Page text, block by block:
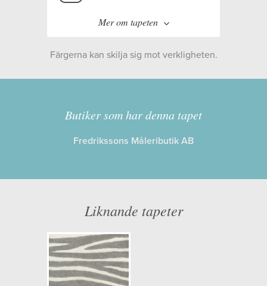
Mer om tapeten
Kollektion:
Serengeti
Information
Längd x Bredd: 10,05 x 0,53
Artikelnummer: 752649
NCS Bottenkulör: S4500-N
Färg: Grå
Färgerna kan skilja sig mot verkligheten.
Butiker som har denna tapet
Fredrikssons Måleributik AB
Liknande tapeter